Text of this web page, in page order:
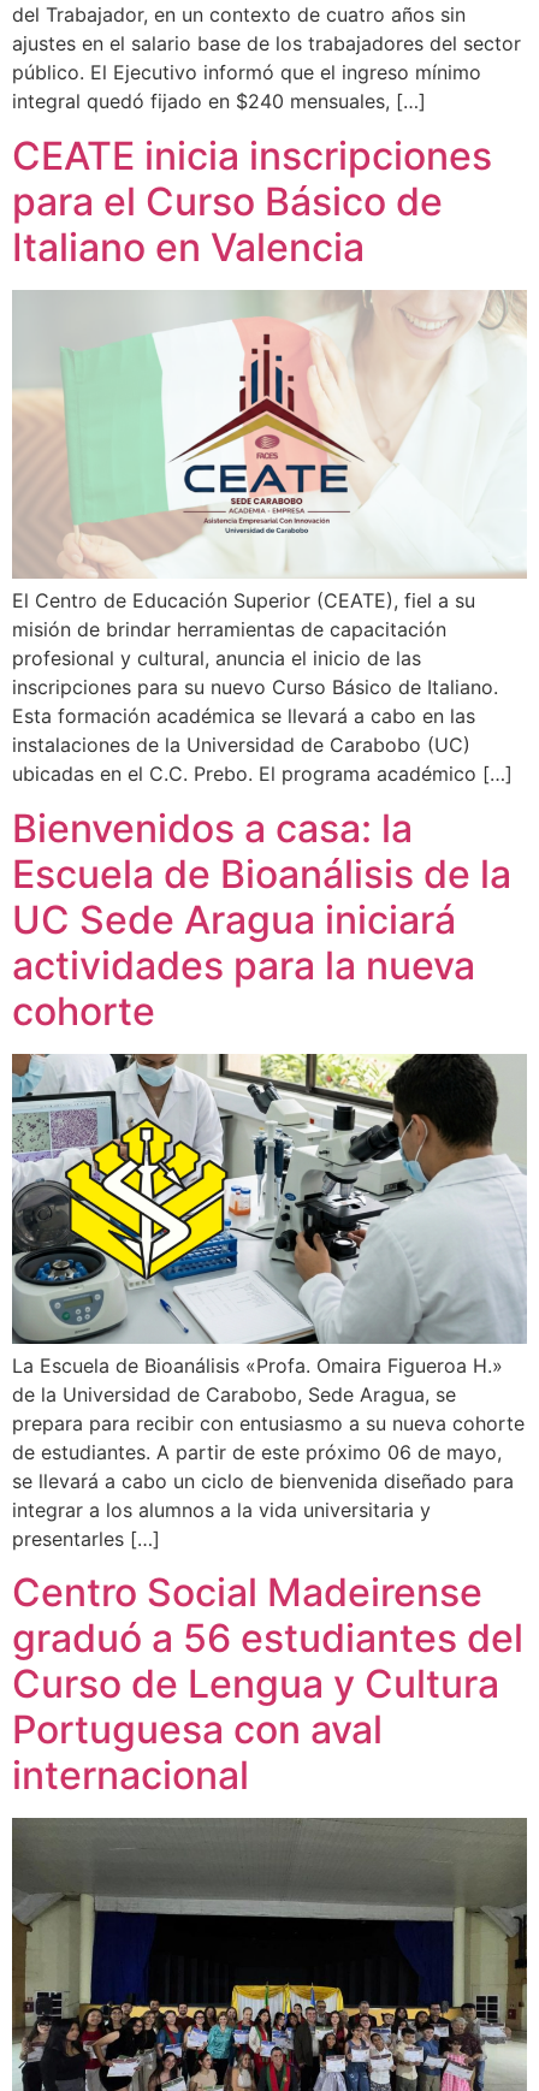
del Trabajador, en un contexto de cuatro años sin
ajustes en el salario base de los trabajadores del sector
público. El Ejecutivo informó que el ingreso mínimo
integral quedó fijado en $240 mensuales, […]
CEATE inicia inscripciones
para el Curso Básico de
Italiano en Valencia
El Centro de Educación Superior (CEATE), fiel a su
misión de brindar herramientas de capacitación
profesional y cultural, anuncia el inicio de las
inscripciones para su nuevo Curso Básico de Italiano.
Esta formación académica se llevará a cabo en las
instalaciones de la Universidad de Carabobo (UC)
ubicadas en el C.C. Prebo. El programa académico […]
Bienvenidos a casa: la
Escuela de Bioanálisis de la
UC Sede Aragua iniciará
actividades para la nueva
cohorte
La Escuela de Bioanálisis «Profa. Omaira Figueroa H.»
de la Universidad de Carabobo, Sede Aragua, se
prepara para recibir con entusiasmo a su nueva cohorte
de estudiantes. A partir de este próximo 06 de mayo,
se llevará a cabo un ciclo de bienvenida diseñado para
integrar a los alumnos a la vida universitaria y
presentarles […]
Centro Social Madeirense
graduó a 56 estudiantes del
Curso de Lengua y Cultura
Portuguesa con aval
internacional